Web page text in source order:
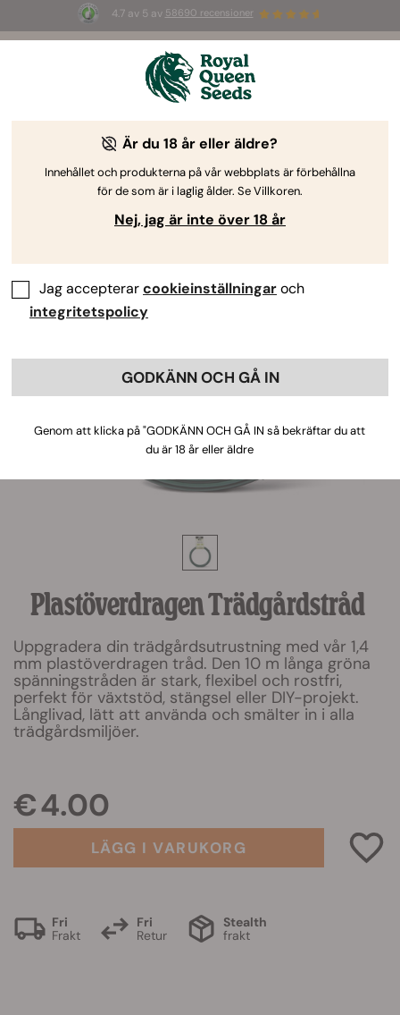
4.7 av 5 av 58690 recensioner
3 White Widow Auto-frönGRATIS för de
Plastöverdragen Trädgårdstråd
Uppgradera din trädgårdsutrustning med vår 1,4
mm plastöverdragen tråd. Den 10 m långa gröna
spänningstråden är stark, flexibel och rostfri,
perfekt för växtstöd, stängsel eller DIY-projekt.
Långlivad, lätt att använda och smälter in i alla
trädgårdsmiljöer.
€ 4.00
LÄGG I VARUKORG
Fri
Frakt
Fri
Retur
Stealth
frakt
Är du 18 år eller äldre?
Innehållet och produkterna på vår webbplats är förbehållna
för de som är i laglig ålder. Se Villkoren.
Nej, jag är inte över 18 år
Jag accepterarcookieinställningaroch
integritetspolicy
GODKÄNN OCH GÅ IN
Genom att klicka på "GODKÄNN OCH GÅ IN så bekräftar du att
du är 18 år eller äldre